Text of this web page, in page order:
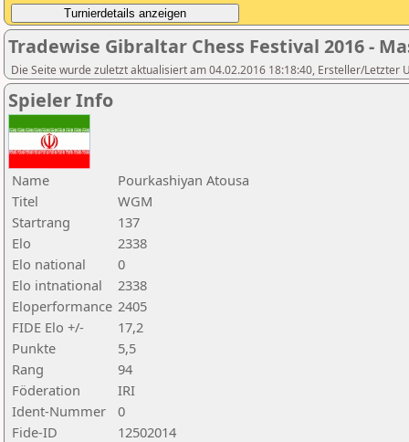
Tradewise Gibraltar Chess Festival 2016 -
Die Seite wurde zuletzt aktualisiert am 04.02.2016 18:18:40, Ersteller/Letzter
Spieler Info
Name
Pourkashiyan Atousa
Titel
WGM
Startrang
137
Elo
2338
Elo national
0
Elo intnational
2338
Eloperformance 2405
FIDE Elo +/-
17,2
Punkte
5,5
Rang
94
Föderation
IRI
Ident-Nummer
0
Fide-ID
12502014